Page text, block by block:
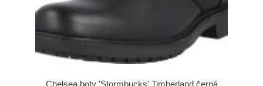
Chelsea boty 'Stormbucks' Timberland černá